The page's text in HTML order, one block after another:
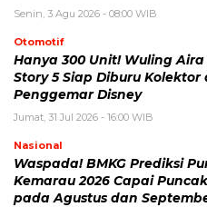
Senin, 3 Agu 2026 - 08:00 WIB
Otomotif
Hanya 300 Unit! Wuling Aira
Story 5 Siap Diburu Kolektor
Penggemar Disney
Jumat, 31 Jul 2026 - 16:00 WIB
Nasional
Waspada! BMKG Prediksi
Kemarau 2026 Capai
pada Agustus dan